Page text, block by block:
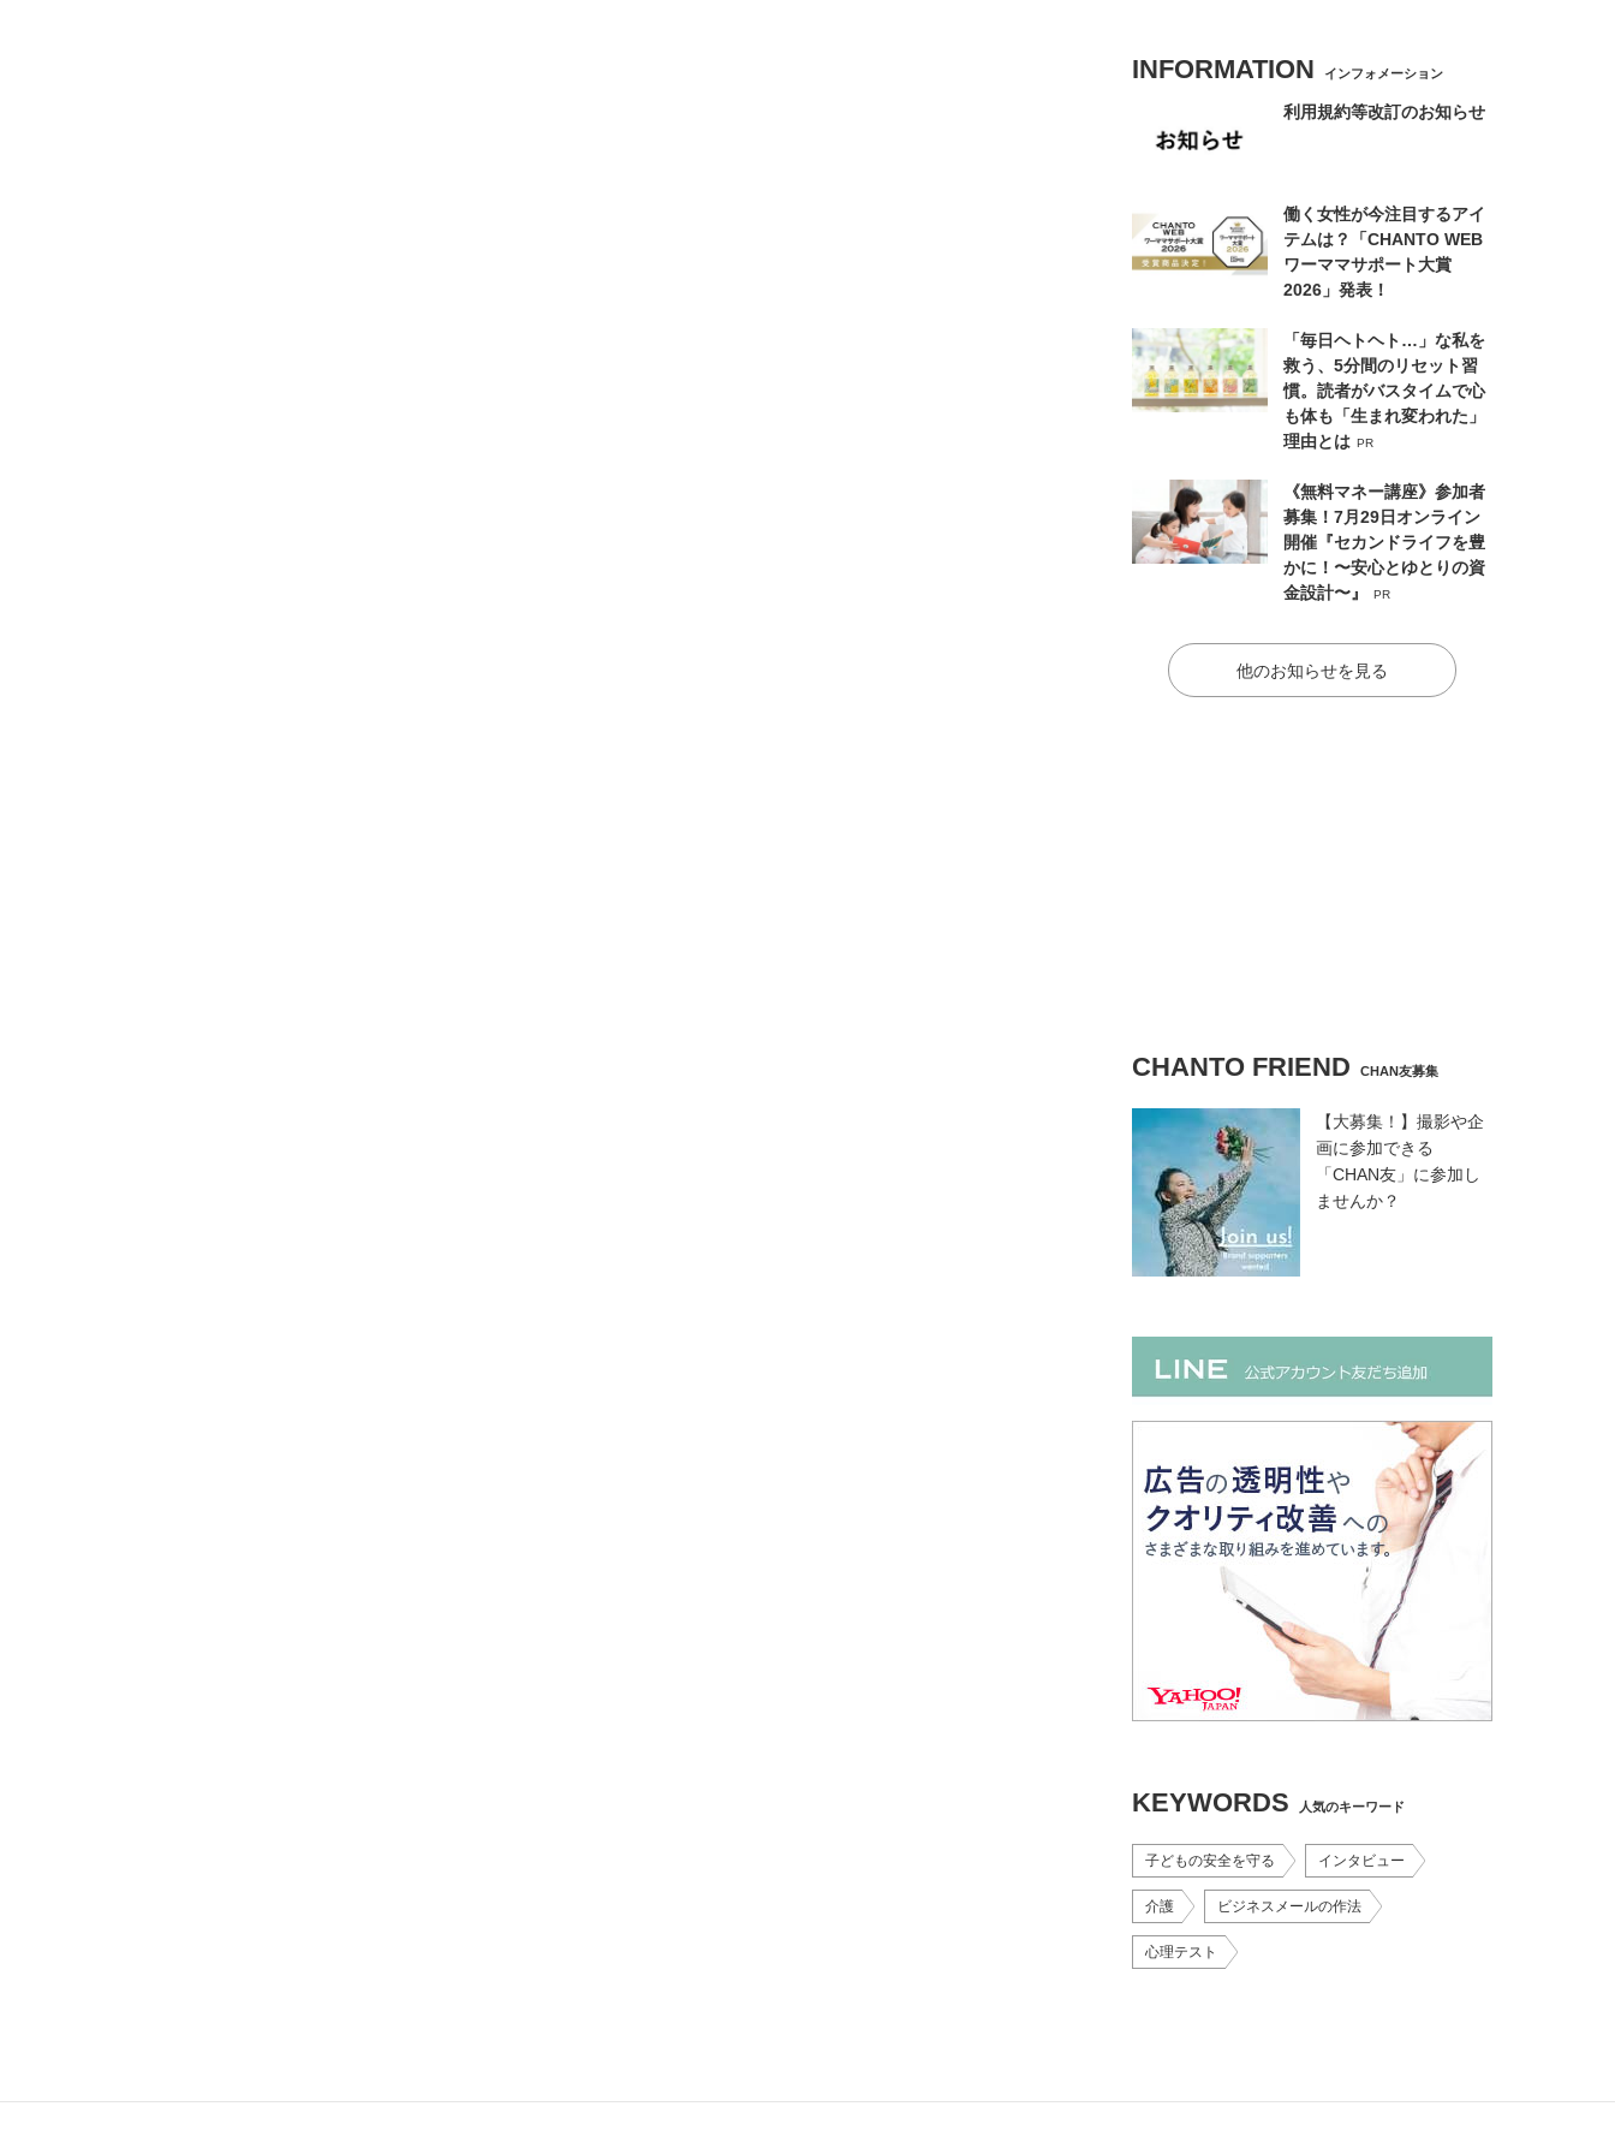
INFORMATION インフォメーション
利用規約等改訂のお知らせ
働く女性が今注目するアイ
テムは？「CHANTO WEB
ワーママサポート大賞
2026」発表！
「毎日ヘトヘト…」な私を
救う、5分間のリセット習
慣。読者がバスタイムで心
も体も「生まれ変われた」
理由とは PR
《無料マネー講座》参加者
募集！7月29日オンライン
開催『セカンドライフを豊
かに！〜安心とゆとりの資
金設計〜』
PR
他のお知らせを見る
CHANTO FRIEND CHAN友募集
【大募集！】撮影や企
画に参加できる
「CHAN友」に参加し
ませんか？
KEYWORDS 人気のキーワード
子どもの安全を守る インタビュー
介護 ビジネスメールの作法
心理テスト